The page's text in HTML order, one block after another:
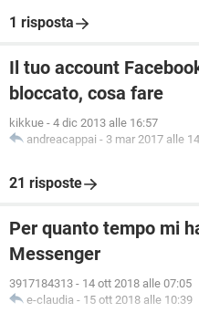
1 risposta
Il tuo account
bloccato, cosa fare
kikkue - 4 dic 2013 alle 16:57
andreacappai - 3 mar 2017 alle
21 risposte
Per quanto tempo mi
Messenger
3917184313 - 14 ott 2018 alle 07:05
e-claudia - 15 ott 2018 alle 10:39